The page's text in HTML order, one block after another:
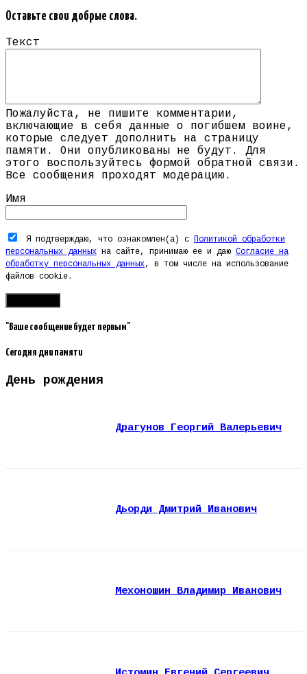
Оставьте свои добрые слова.
Текст
Пожалуйста, не пишите комментарии,
включающие в себя данные о погибшем воине,
которые следует дополнить на страницу
памяти. Они опубликованы не будут. Для
этого воспользуйтесь формой обратной связи.
Все сообщения проходят модерацию.
Имя
Я подтверждаю, что ознакомлен(а) с
Политикой обработки
персональных данных на сайте, принимаю ее и даю Согласие на
обработку персональных данных, в том числе на использование
файлов cookie.
"Ваше сообщение будет первым"
Сегодня дни памяти
День рождения
Драгунов Георгий Валерьевич
Дьорди Дмитрий Иванович
Мехоношин Владимир Иванович